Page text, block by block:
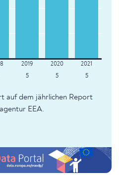
5 5 5
auf dem jährlichen Report
EEA.